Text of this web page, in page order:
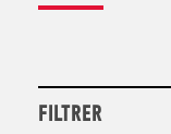
FILTRER